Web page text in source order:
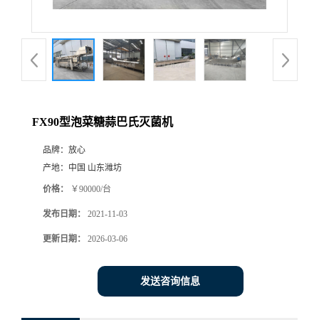
FX90型泡菜糖蒜巴氏灭菌机
品牌： 放心
产地： 中国 山东潍坊
价格： ￥90000/台
发布日期： 2021-11-03
更新日期： 2026-03-06
发送咨询信息